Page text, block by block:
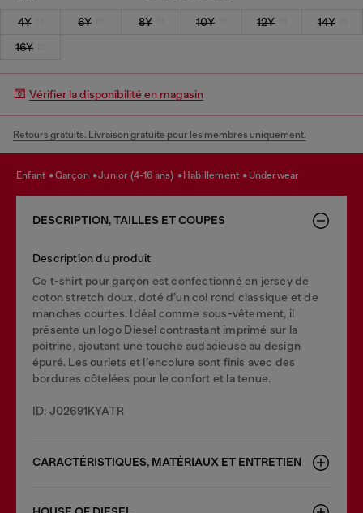
4Y 6Y 8Y 10Y 12Y
14Y
16Y
Vérifier la disponibilité en magasin
Retours gratuits. Livraison gratuite pour les membres uniquement.
enfant garçon junior (4-16 ans) habillement underwear
DESCRIPTION, TAILLES ET COUPES
Description du produit
Ce t-shirt pour garçon est confectionné en jersey de
coton stretch doux, doté d’un col rond classique et de
manches courtes. Idéal comme sous-vêtement, il
présente un logo Diesel contrastant imprimé sur la
poitrine, ajoutant une touche audacieuse au design
épuré. Les ourlets et l’encolure sont finis avec des
bordures côtelées pour le confort et la tenue.
ID: J02691KYATR
CARACTÉRISTIQUES, MATÉRIAUX ET ENTRETIEN